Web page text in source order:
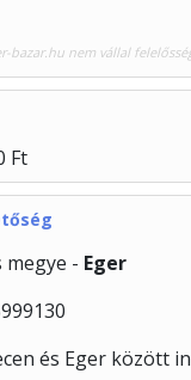
bazar.hu nem vállal
Ft
megye - Eger
és Eger között